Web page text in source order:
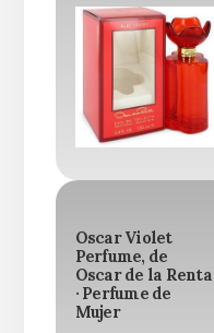
Oscar Violet
Perfume, de
Oscar de la Renta
· Perfume de
Mujer